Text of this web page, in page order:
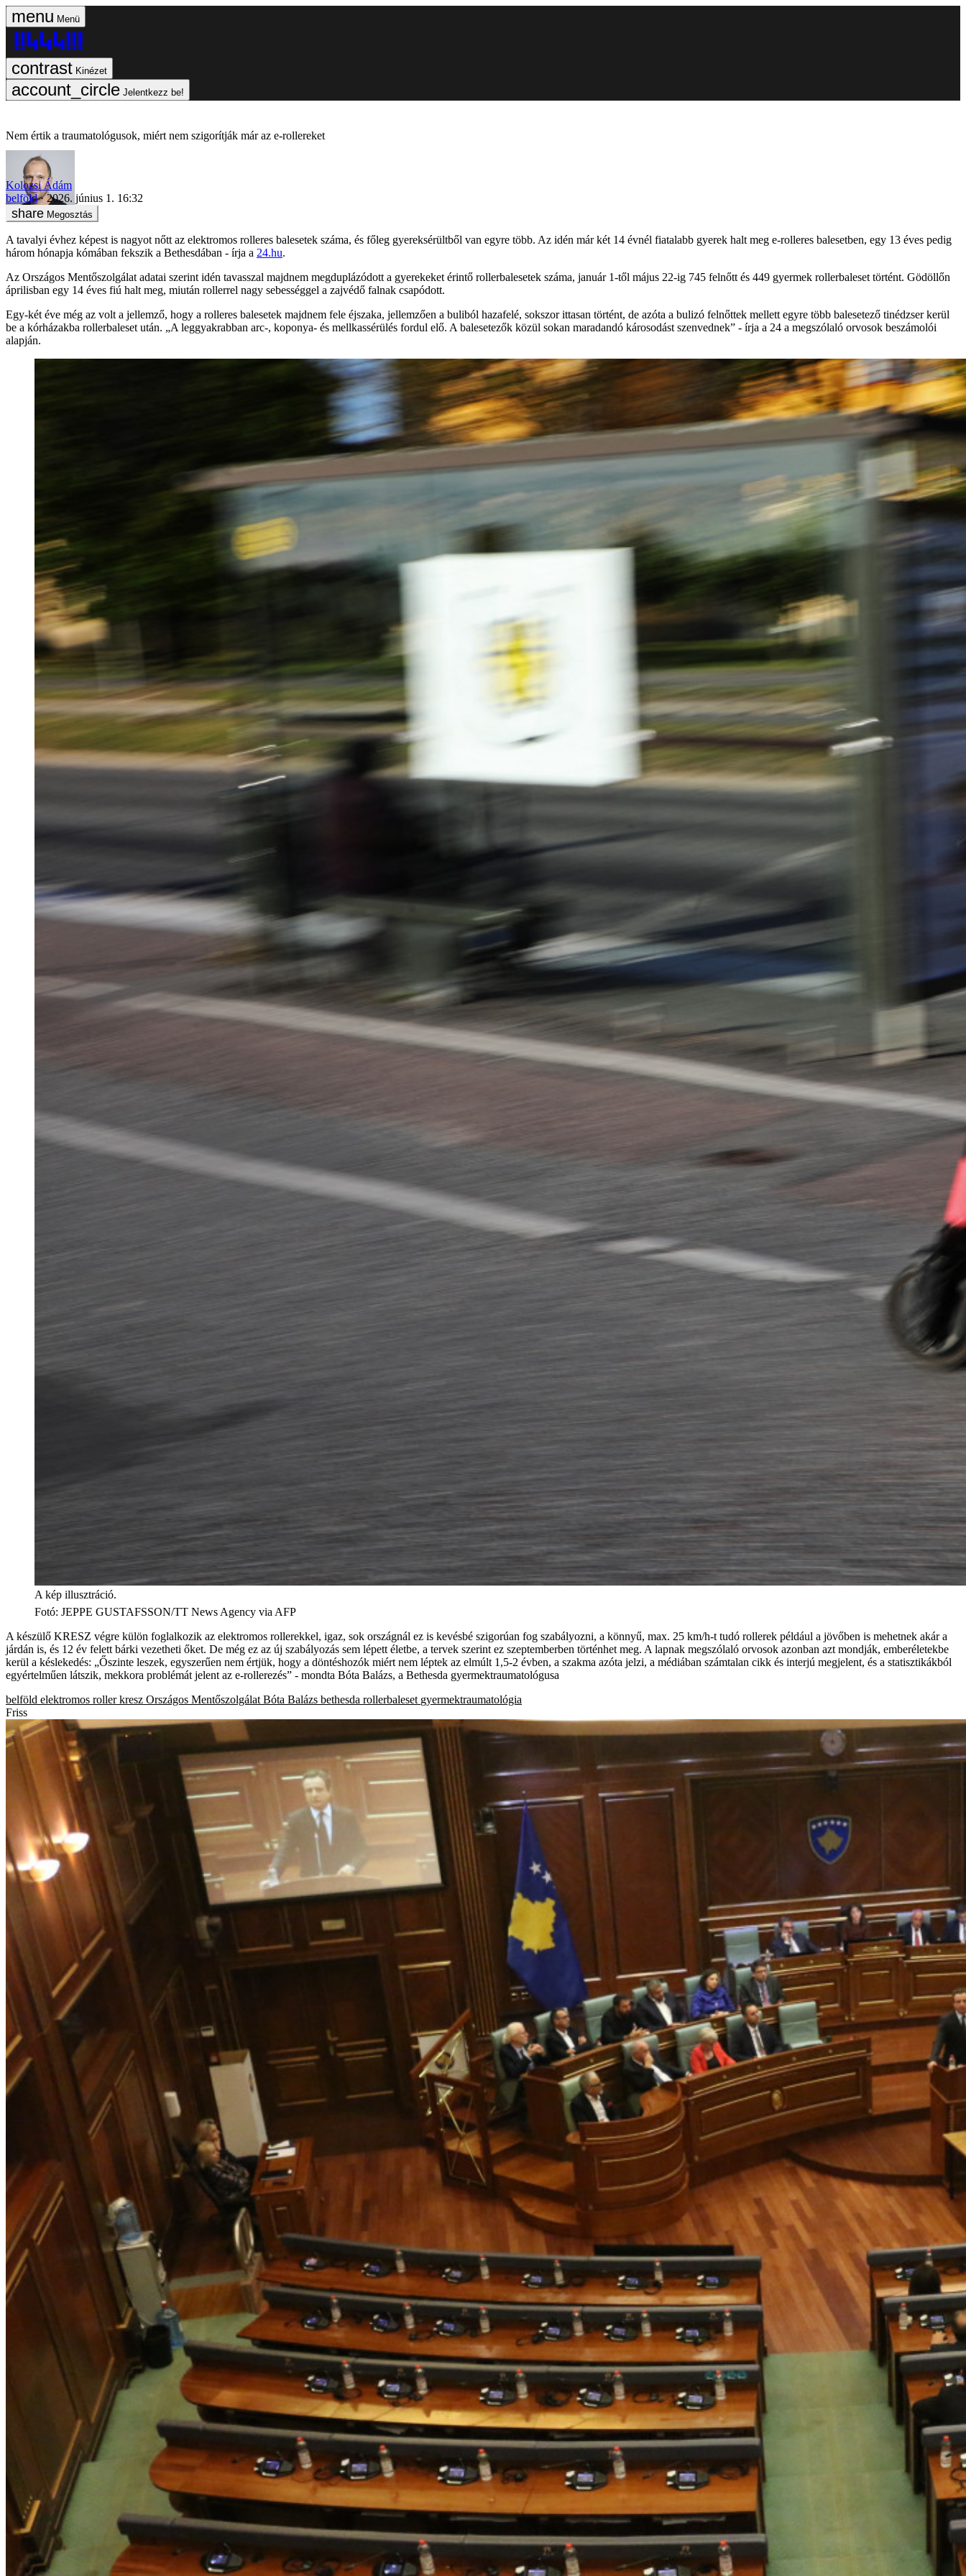
Menü
Kinézet
Jelentkezz be!
Nem értik a traumatológusok, miért nem szigorítják már az e-rollereket
Kolozsi Ádám
belföld
2026. június 1. 16:32
Megosztás
A tavalyi évhez képest is nagyot nőtt az elektromos rolleres balesetek száma, és főleg gyereksérültből van egyre több. Az idén már két 14 évnél fiatalabb gyerek halt meg e-rolleres balesetben, egy 13 éves pedig
három hónapja kómában fekszik a Bethesdában - írja a 24.hu.
Az Országos Mentőszolgálat adatai szerint idén tavasszal majdnem megduplázódott a gyerekeket érintő rollerbalesetek száma, január 1-től május 22-ig 745 felnőtt és 449 gyermek rollerbaleset történt. Gödöllőn
áprilisban egy 14 éves fiú halt meg, miután rollerrel nagy sebességgel a zajvédő falnak csapódott.
Egy-két éve még az volt a jellemző, hogy a rolleres balesetek majdnem fele éjszaka, jellemzően a buliból hazafelé, sokszor ittasan történt, de azóta a bulizó felnőttek mellett egyre több balesetező tinédzser kerül
be a kórházakba rollerbaleset után. „A leggyakrabban arc-, koponya- és mellkassérülés fordul elő. A balesetezők közül sokan maradandó károsodást szenvednek” - írja a 24 a megszólaló orvosok beszámolói
alapján.
A kép illusztráció.
Fotó: JEPPE GUSTAFSSON/TT News Agency via AFP
A készülő KRESZ végre külön foglalkozik az elektromos rollerekkel, igaz, sok országnál ez is kevésbé szigorúan fog szabályozni, a könnyű, max. 25 km/h-t tudó rollerek például a jövőben is mehetnek akár a
járdán is, és 12 év felett bárki vezetheti őket. De még ez az új szabályozás sem lépett életbe, a tervek szerint ez szeptemberben történhet meg. A lapnak megszólaló orvosok azonban azt mondják, emberéletekbe
kerül a késlekedés: „Őszinte leszek, egyszerűen nem értjük, hogy a döntéshozók miért nem léptek az elmúlt 1,5-2 évben, a szakma azóta jelzi, a médiában számtalan cikk és interjú megjelent, és a statisztikákból
egyértelműen látszik, mekkora problémát jelent az e-rollerezés” - mondta Bóta Balázs, a Bethesda gyermektraumatológusa
belföld elektromos roller kresz Országos Mentőszolgálat Bóta Balázs bethesda rollerbaleset gyermektraumatológia
Friss